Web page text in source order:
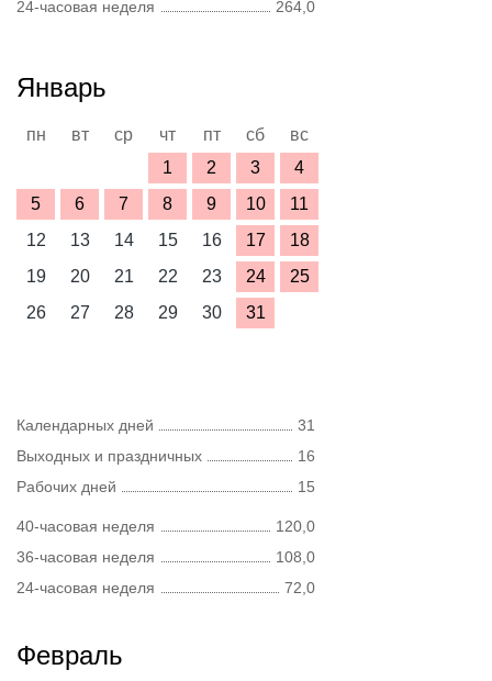
24-часовая неделя
264,0
Январь
пн вт ср чт пт сб
вс
1
2 3
4
5
6 7 8 9 10
11
12
13 14 15 16 17
18
19
20 21 22 23 24
25
26
27 28 29 30 31
Календарных дней
31
Выходных и праздничных
16
Рабочих дней
15
40-часовая неделя
120,0
36-часовая неделя
108,0
24-часовая неделя
72,0
Февраль